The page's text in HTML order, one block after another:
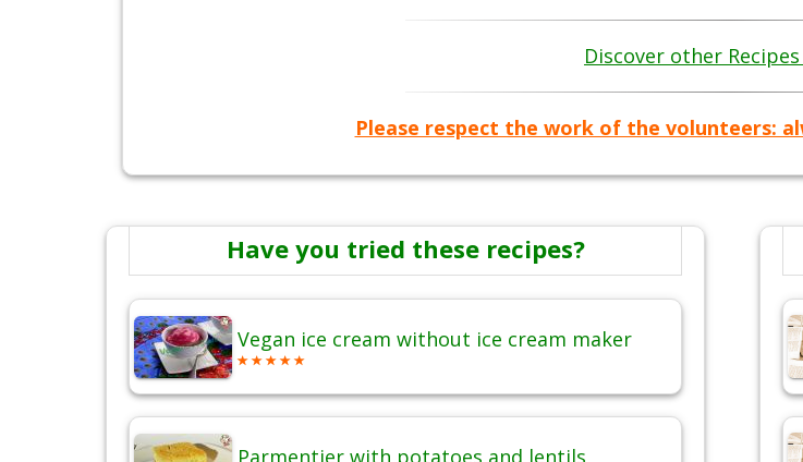
Discover other
Please respect the work of the volunteers:
Have you tried these recipes?
Vegan ice cream without ice cream maker